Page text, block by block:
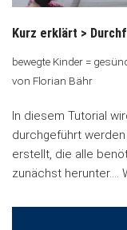
Kurz erklärt >
bewegte Kinder =
von Florian Bähr
In diesem Tutorial
durchgeführt
erstellt, die alle
zunächst herunter.…